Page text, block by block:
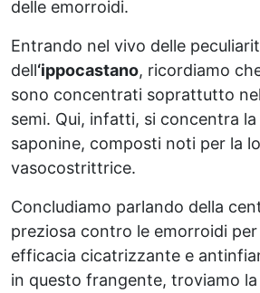
delle emorroidi.
Entrando nel vivo delle
dell‘ippocastano, ricordiamo
sono concentrati soprattutto
semi. Qui, infatti, si concentra
saponine, composti noti per la
vasocostrittrice.
Concludiamo parlando della
preziosa contro le emorroidi per
efficacia cicatrizzante e
in questo frangente, troviamo